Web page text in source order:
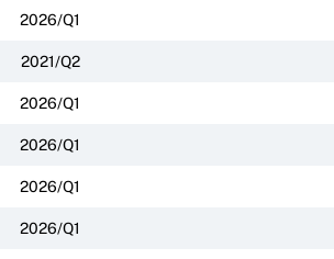
2026/Q1
2021/Q2
2026/Q1
2026/Q1
2026/Q1
2026/Q1